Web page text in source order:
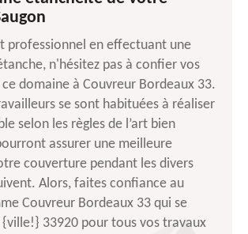
professionnel en effectuant une
n'hésitez pas à confier vos
domaine à Couvreur Bordeaux 33.
se sont habituées à réaliser
selon les règles de l’art bien
assurer une meilleure
couverture pendant les divers
Alors, faites confiance au
Couvreur Bordeaux 33 qui se
{ville!} 33920 pour tous vos travaux